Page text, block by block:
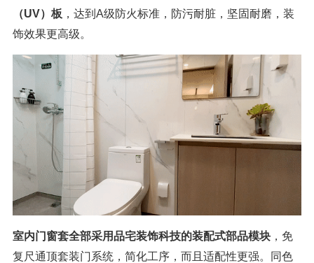
（UV）板 ，达到A级防火标准，防污耐脏，坚固耐磨，装
饰效果更高级。
室内门窗套全部采用品宅装饰科技的装配式部品模块，免
复尺通顶套装门系统，简化工序，而且适配性更强。同色